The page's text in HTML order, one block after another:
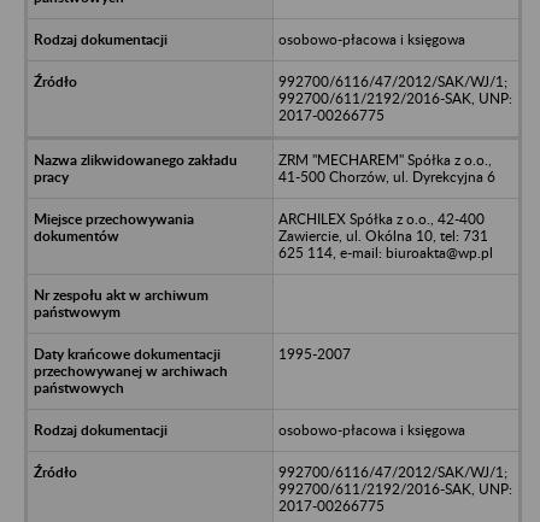
osobowo-płacowa i księgowa
992700/6116/47/2012/SAK/WJ/1;
992700/611/2192/2016-SAK, UNP:
2017-00266775
ZRM "MECHAREM" Spółka z o.o.,
41-500 Chorzów, ul. Dyrekcyjna 6
ARCHILEX Spółka z o.o., 42-400
Zawiercie, ul. Okólna 10, tel: 731
625 114, e-mail: biuroakta@wp.pl
1995-2007
osobowo-płacowa i księgowa
992700/6116/47/2012/SAK/WJ/1;
992700/611/2192/2016-SAK, UNP:
2017-00266775